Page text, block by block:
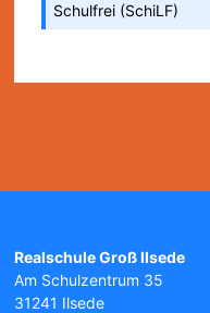
Schulfrei (SchiLF)
Realschule Groß Ilsede
Am Schulzentrum 35
31241 Ilsede